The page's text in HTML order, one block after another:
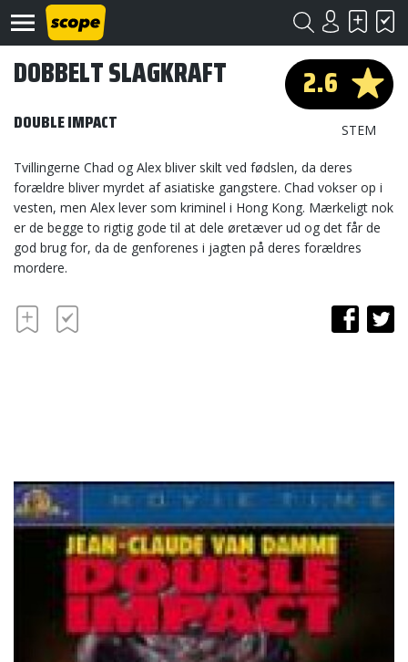
Om
Scope
Kontakt
2.6
STEM
DOBBELT SLAGKRAFT
DOUBLE IMPACT
Tvillingerne Chad og Alex bliver skilt ved fødslen, da deres
forældre bliver myrdet af asiatiske gangstere. Chad vokser op i
vesten, men Alex lever som kriminel i Hong Kong. Mærkeligt nok
er de begge to rigtig gode til at dele øretæver ud og det får de
god brug for, da de genforenes i jagten på deres forældres
mordere.